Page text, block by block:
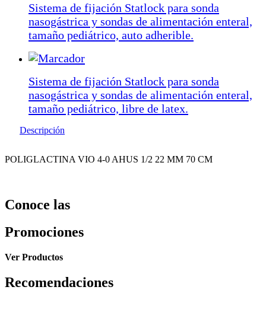
Sistema de fijación Statlock para sonda
nasogástrica y sondas de alimentación enteral,
tamaño pediátrico, auto adherible.
Sistema de fijación Statlock para sonda
nasogástrica y sondas de alimentación enteral,
tamaño pediátrico, libre de latex.
Descripción
POLIGLACTINA VIO 4-0 AHUS 1/2 22 MM 70 CM
Conoce las
Promociones
Ver Productos
Recomendaciones